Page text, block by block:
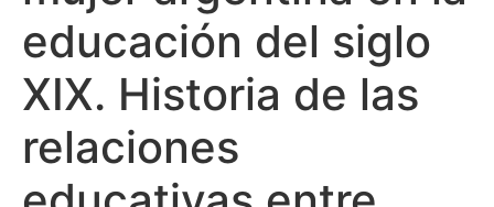
educación del siglo
XIX. Historia de las
relaciones